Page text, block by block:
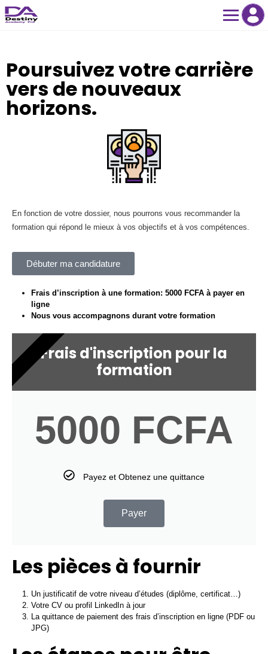
Poursuivez votre carrière
vers de nouveaux
horizons.​
En fonction de votre dossier, nous pourrons vous recommander la
formation qui répond le mieux à vos objectifs et à vos compétences.
Débuter ma candidature
Frais d’inscription à une formation: 5000 FCFA à payer en
ligne
Nous vous accompagnons durant votre formation
Frais d'inscription pour la
formation
5000 FCFA
Payez et Obtenez une quittance
Payer
INSCRIPTION
Les pièces à fournir
Un justificatif de votre niveau d’études (diplôme, certificat…)
Votre CV ou profil LinkedIn à jour
La quittance de paiement des frais d’inscription en ligne (PDF ou
JPG)